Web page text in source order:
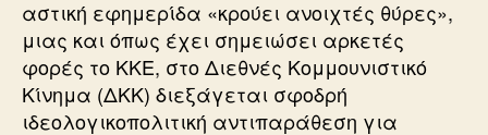
αστική εφημερίδα «κρούει ανοιχτές θύρες»,
μιας και όπως έχει σημειώσει αρκετές
φορές το ΚΚΕ, στο Διεθνές Κομμουνιστικό
Κίνημα (ΔΚΚ) διεξάγεται σφοδρή
ιδεολογικοπολιτική αντιπαράθεση για